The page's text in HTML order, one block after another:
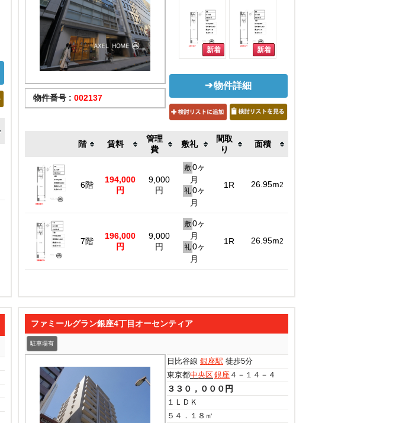
物件番号 : 002137
物件詳細
階 賃料
管理
費
敷礼
間取
り
面積
6階
194,000
円
9,000
円
敷0ヶ
月
礼0ヶ
月
1R 26.95m2
7階
196,000
円
9,000
円
敷0ヶ
月
礼0ヶ
月
1R 26.95m2
ファミールグラン銀座4丁目オーセンティア
駐車場有
日比谷線 銀座駅 徒歩5分
東京都中央区銀座 ４－１４－４
３３０，０００円
１ＬＤＫ
５４．１８㎡